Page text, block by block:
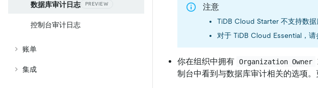
数据库审计日志 PREVIEW
控制台审计日志
账单
集成
注意
TiDB Cloud Starter 不支持数据
对于 TiDB Cloud Essential，请
你在组织中拥有 Organization Owner
制台中看到与数据库审计相关的选项